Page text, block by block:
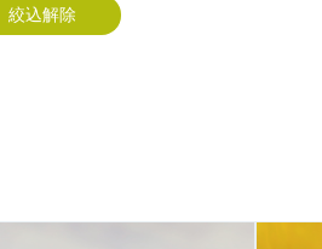
絞込解除